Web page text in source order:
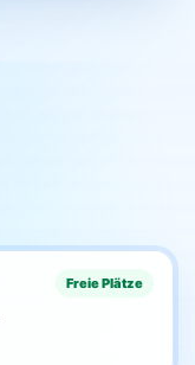
Freie Plätze